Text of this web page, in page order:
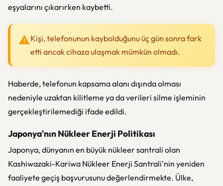
eşyalarını çıkarırken kaybetti.
Kişi, telefonunun kaybolduğunu üç gün sonra fark
etti ancak cihaza ulaşmak mümkün olmadı.
Haberde, telefonun kapsama alanı dışında olması
nedeniyle uzaktan kilitleme ya da verileri silme işleminin
gerçekleştirilemediği ifade edildi.
Japonya'nın Nükleer Enerji Politikası
Japonya, dünyanın en büyük nükleer santrali olan
Kashiwazaki-Kariwa Nükleer Enerji Santrali'nin yeniden
faaliyete geçiş başvurusunu değerlendirmekte. Ülke,